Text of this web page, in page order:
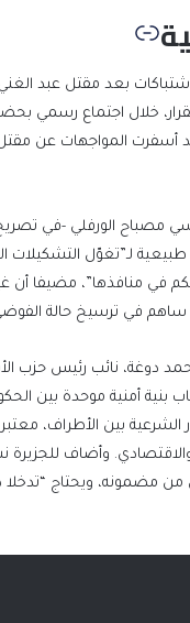
بعد مقتل عبد
خلال اجتماع رسمي
أسفرت المواجهات عن
مصباح الورفلي -في
طبيعية لـ”تغوّل التشكيلات
في منافذها”، مضيفا أن
ساهم في ترسيخ حالة
دوغة، نائب رئيس حزب
بنية أمنية موحدة بين
الشرعية بين الأطراف،
وأضاف للجزيرة
مضمونه، ويحتاج “تدخلا